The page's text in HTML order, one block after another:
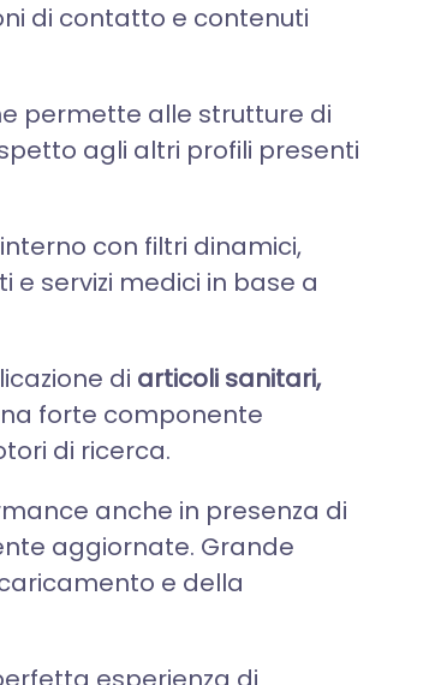
di contatto e contenuti
permette alle strutture di
agli altri profili presenti
con filtri dinamici,
servizi medici in base a
di articoli sanitari,
forte componente
di ricerca.
anche in presenza di
aggiornate. Grande
e della